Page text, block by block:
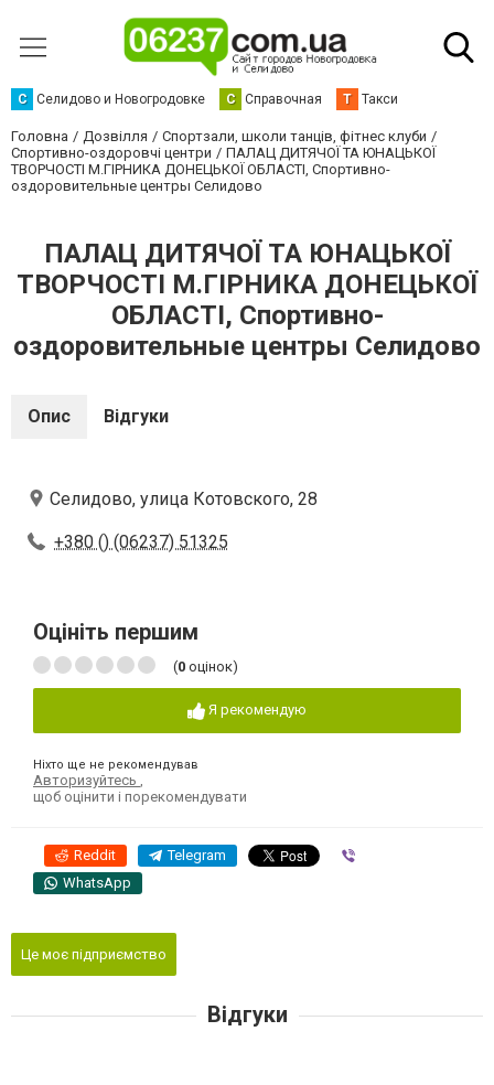
С Селидово и Новогродовке С Справочная Т Такси
Головна Дозвілля
Спортзали, школи танців, фітнес клуби
Спортивно-оздоровчі центри
ПАЛАЦ ДИТЯЧОЇ ТА ЮНАЦЬКОЇ
ТВОРЧОСТІ М.ГІРНИКА ДОНЕЦЬКОЇ ОБЛАСТІ, Спортивно-
оздоровительные центры Селидово
ПАЛАЦ ДИТЯЧОЇ ТА ЮНАЦЬКОЇ
ТВОРЧОСТІ М.ГІРНИКА ДОНЕЦЬКОЇ
ОБЛАСТІ, Спортивно-
оздоровительные центры Селидово
Опис Відгуки
Селидово, улица Котовского, 28
+380 () (06237) 51325
Оцініть першим
(0 оцінок)
Я рекомендую
Ніхто ще не рекомендував
Авторизуйтесь
щоб оцінити і порекомендувати
Reddit Telegram
WhatsApp
Це моє підприємство
Відгуки